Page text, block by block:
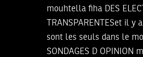
mouhtella fiha DES
TRANSPARENTESet il y
sont les seuls dans le
SONDAGES D OPINION